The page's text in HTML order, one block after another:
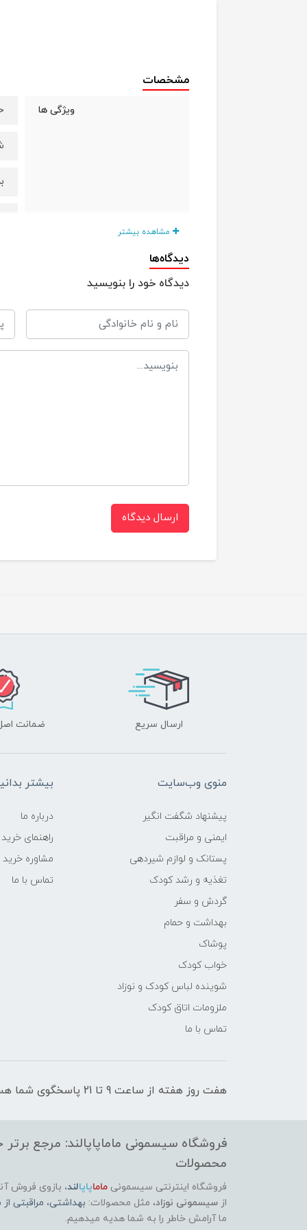
مشخصات
ویژگی ها
مشاهده بیشتر
دیدگاه‌ها
دیدگاه خود را بنویسید
ارسال دیدگاه
ارسال سریع ضمانت
منوی وب‌سایت
پیشنهاد شگفت انگیر
ایمنی و مراقبت
پستانک و لوازم شیردهی
تغذیه و رشد کودک
گردش و سفر
بهداشت و حمام
پوشاک
خواب کودک
شوینده لباس کودک و نوزاد
ملزومات اتاق کودک
تماس با ما
بیشتر
درباره ما
راهنمای خرید
مشاوره
تماس با ما
هفت روز هفته از ساعت 9 تا 21 پاسخگوی شما هستیم
فروشگاه سیسمونی ماماپاپالند: مرجع
محصولات
فروشگاه اینترنتی سیسمونی ماماپاپالند، بازوی فروش
از سیسمونی نوزاد، مثل محصولات: بهداشتی، مراقبتی از
ما آرامش خاطر را به شما هدیه میدهیم.